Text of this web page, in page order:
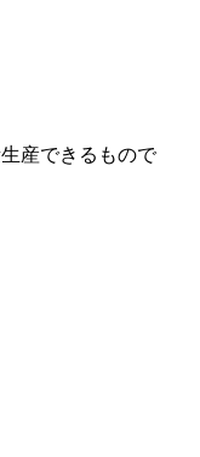
産できるもので